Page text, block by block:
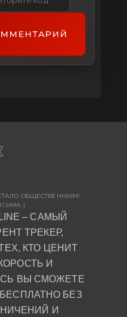
ОБЩЕСТВЕННЫМ!
}
– САМЫЙ
ТРЕКЕР,
КТО ЦЕНИТ
И
ВЫ СМОЖЕТЕ
БЕЗ
И